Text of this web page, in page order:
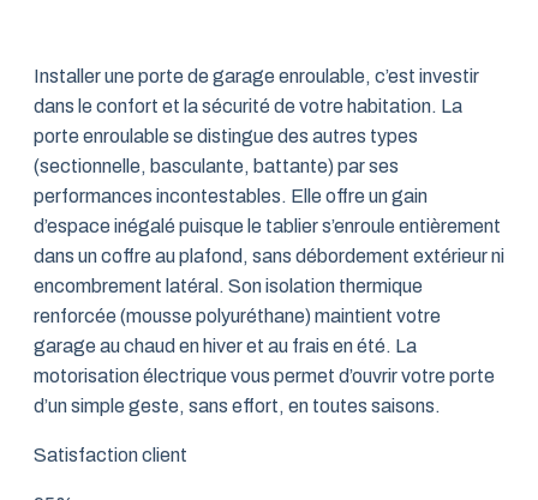
Installer une porte de garage enroulable, c’est investir
dans le confort et la sécurité de votre habitation. La
porte enroulable se distingue des autres types
(sectionnelle, basculante, battante) par ses
performances incontestables. Elle offre un gain
d’espace inégalé puisque le tablier s’enroule entièrement
dans un coffre au plafond, sans débordement extérieur ni
encombrement latéral. Son isolation thermique
renforcée (mousse polyuréthane) maintient votre
garage au chaud en hiver et au frais en été. La
motorisation électrique vous permet d’ouvrir votre porte
d’un simple geste, sans effort, en toutes saisons.
Satisfaction client